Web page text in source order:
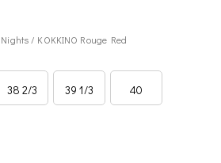
Nights / ΚΟΚΚΙΝΟ Rouge Red
38 2/3 39 1/3 40